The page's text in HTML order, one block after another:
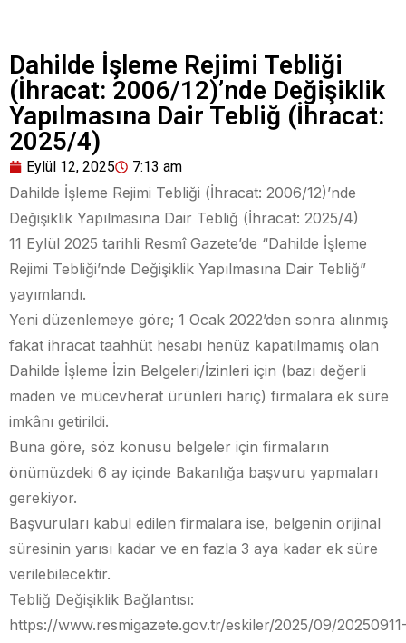
Dahilde İşleme Rejimi Tebliği
(İhracat: 2006/12)’nde Değişiklik
Yapılmasına Dair Tebliğ (İhracat:
2025/4)
Eylül 12, 2025 7:13 am
Dahilde İşleme Rejimi Tebliği (İhracat: 2006/12)’nde
Değişiklik Yapılmasına Dair Tebliğ (İhracat: 2025/4)
11 Eylül 2025 tarihli Resmî Gazete’de “Dahilde İşleme
Rejimi Tebliği’nde Değişiklik Yapılmasına Dair Tebliğ”
yayımlandı.
Yeni düzenlemeye göre; 1 Ocak 2022’den sonra alınmış
fakat ihracat taahhüt hesabı henüz kapatılmamış olan
Dahilde İşleme İzin Belgeleri/İzinleri için (bazı değerli
maden ve mücevherat ürünleri hariç) firmalara ek süre
imkânı getirildi.
Buna göre, söz konusu belgeler için firmaların
önümüzdeki 6 ay içinde Bakanlığa başvuru yapmaları
gerekiyor.
Başvuruları kabul edilen firmalara ise, belgenin orijinal
süresinin yarısı kadar ve en fazla 3 aya kadar ek süre
verilebilecektir.
Tebliğ Değişiklik Bağlantısı:
https://www.resmigazete.gov.tr/eskiler/2025/09/